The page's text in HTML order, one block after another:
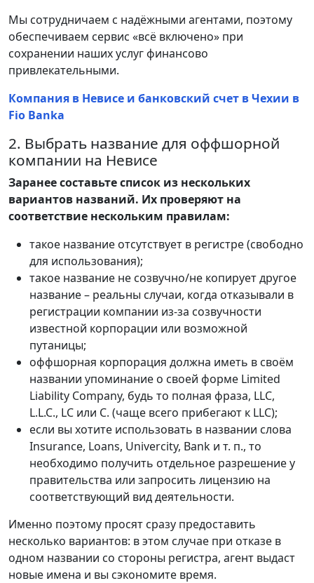
Мы сотрудничаем с надёжными агентами, поэтому
обеспечиваем сервис «всё включено» при
сохранении наших услуг финансово
привлекательными.
Компания в Невисе и банковский счет в Чехии в
Fio Banka
2. Выбрать название для оффшорной
компании на Невисе
Заранее составьте список из нескольких
вариантов названий. Их проверяют на
соответствие нескольким правилам:
такое название отсутствует в регистре (свободно
для использования);
такое название не созвучно/не копирует другое
название – реальны случаи, когда отказывали в
регистрации компании из-за созвучности
известной корпорации или возможной
путаницы;
оффшорная корпорация должна иметь в своём
названии упоминание о своей форме Limited
Liability Company, будь то полная фраза, LLC,
L.L.C., LC или C. (чаще всего прибегают к LLC);
если вы хотите использовать в названии слова
Insurance, Loans, Univercity, Bank и т. п., то
необходимо получить отдельное разрешение у
правительства или запросить лицензию на
соответствующий вид деятельности.
Именно поэтому просят сразу предоставить
несколько вариантов: в этом случае при отказе в
одном названии со стороны регистра, агент выдаст
новые имена и вы сэкономите время.